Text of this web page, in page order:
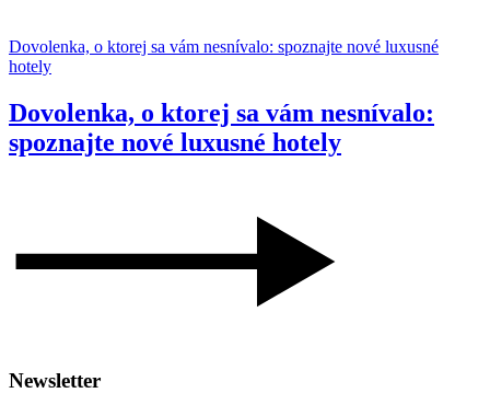
Dovolenka, o ktorej sa vám nesnívalo: spoznajte nové luxusné
hotely
Dovolenka, o ktorej sa vám nesnívalo:
spoznajte nové luxusné hotely
Newsletter